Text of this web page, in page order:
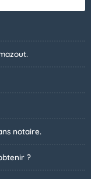
notaire.
?